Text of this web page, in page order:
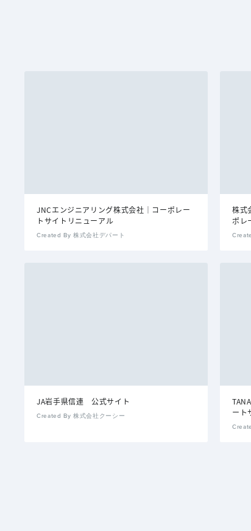
JNCエンジニアリング株式会社｜コーポレー
トサイトリニューアル
Created By 株式会社デパート
株式
ポレ
JA岩手県信連 公式サイト
Created By 株式会社クーシー
ート